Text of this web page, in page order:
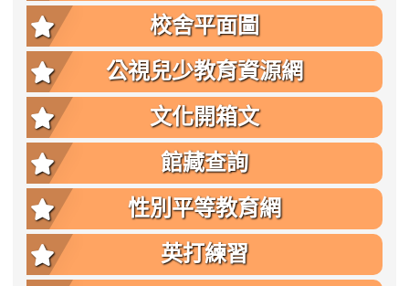
點
校舍平面圖
公視兒少教育資源網
文化開箱文
館藏查詢
性別平等教育網
英打練習